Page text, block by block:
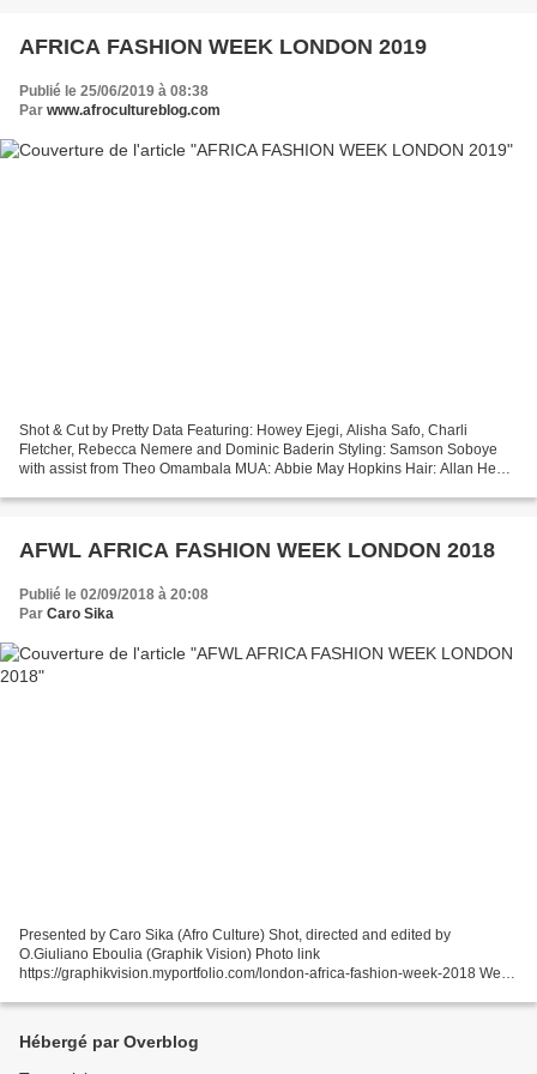
AFRICA FASHION WEEK LONDON 2019
Publié le 25/06/2019 à 08:38
Par www.afrocultureblog.com
Shot & Cut by Pretty Data Featuring: Howey Ejegi, Alisha Safo, Charli
Fletcher, Rebecca Nemere and Dominic Baderin Styling: Samson Soboye
with assist from Theo Omambala MUA: Abbie May Hopkins Hair: Allan Henry
AFWL AFRICA FASHION WEEK LONDON 2018
Publié le 02/09/2018 à 20:08
Par Caro Sika
Presented by Caro Sika (Afro Culture) Shot, directed and edited by
O.Giuliano Eboulia (Graphik Vision) Photo link
https://graphikvision.myportfolio.com/london-africa-fashion-week-2018 Web
https://www.facebook.com/AfroCulture2018/...
Hébergé par Overblog